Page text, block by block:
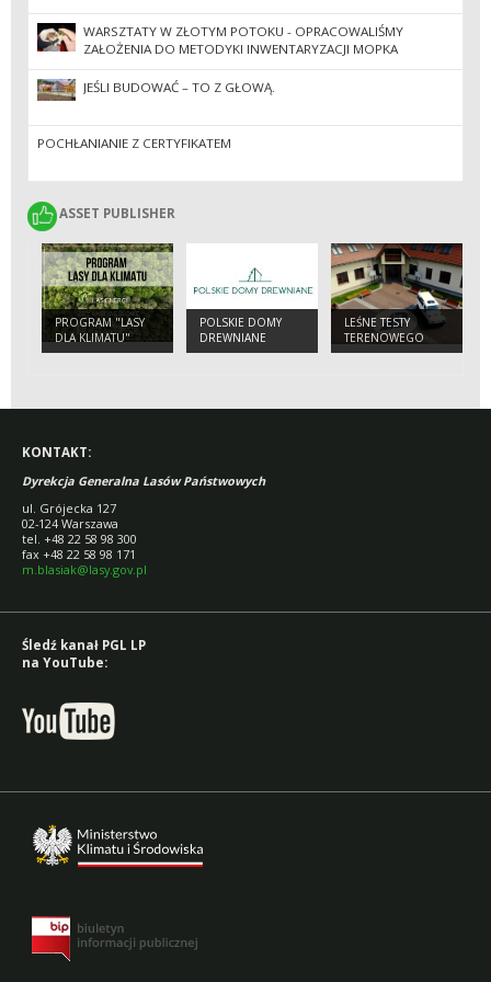
WARSZTATY W ZŁOTYM POTOKU - OPRACOWALIŚMY
ZAŁOŻENIA DO METODYKI INWENTARYZACJI MOPKA
ZACHODNIEGO I WŁOCHATKI W RAMACH PROJEKTU „NOCNE
ŻYCIE LASU”
JEŚLI BUDOWAĆ – TO Z GŁOWĄ.
POCHŁANIANIE Z CERTYFIKATEM
ASSET PUBLISHER
ASSET PUBLISHER
PROGRAM "LASY
DLA KLIMATU"
POLSKIE DOMY
DREWNIANE
LEŚNE TESTY
TERENOWEGO
ELEKTRYKA
KONTAKT:
Dyrekcja Generalna Lasów Państwowych
ul. Grójecka 127
02-124 Warszawa
tel. +48 22 58 98 300
fax +48 22 58 98 171
m.blasiak@lasy.gov.pl
Śledź kanał PGL LP
na YouTube: